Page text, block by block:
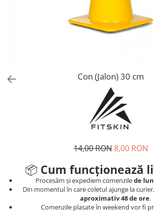
Mingi medicinale
Con (Jalon) 30 cm
14,00 RON 8,00 RON
📦 Cum funcționează
Procesăm și expediem comenzilede
Din momentul în care coletul ajunge la curier,
aproximativ 48 de ore.
Comenzile plasate în weekend vor fi